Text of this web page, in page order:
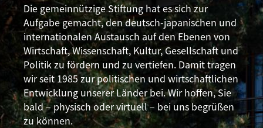
Die gemeinnützige Stiftung hat es sich zur
Aufgabe gemacht, den deutsch-japanischen und
internationalen Austausch auf den Ebenen von
Wirtschaft, Wissenschaft, Kultur, Gesellschaft und
Politik zu fördern und zu vertiefen. Damit tragen
wir seit 1985 zur politischen und wirtschaftlichen
Entwicklung unserer Länder bei. Wir hoffen, Sie
bald – physisch oder virtuell – bei uns begrüßen
zu können.